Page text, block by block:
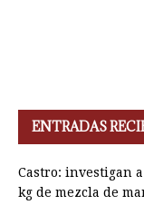
ENTRADAS
Castro: investigan
kg de mezcla de